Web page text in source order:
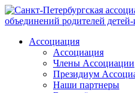
Ассоциация
Ассоциация
Члены Ассоциации
Президиум
Наши партнеры